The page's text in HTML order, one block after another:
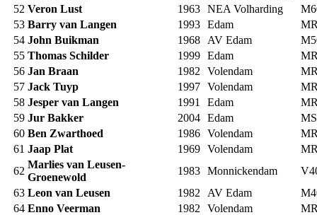
52 Veron Lust 1963 NEA Volharding
53 Barry van Langen 1993 Edam
54 John Buikman 1968 AV Edam
55 Thomas Schilder 1999 Edam
56 Jan Braan 1982 Volendam
57 Jack Tuyp 1997 Volendam
58 Jesper van Langen 1991 Edam
59 Jur Bakker 2004 Edam
60 Ben Zwarthoed 1986 Volendam
61 Jaap Plat 1969 Volendam
62
Marlies van Leusen-
Groenewold
1983 Monnickendam
63 Leon van Leusen 1982 AV Edam
64 Enno Veerman 1982 Volendam